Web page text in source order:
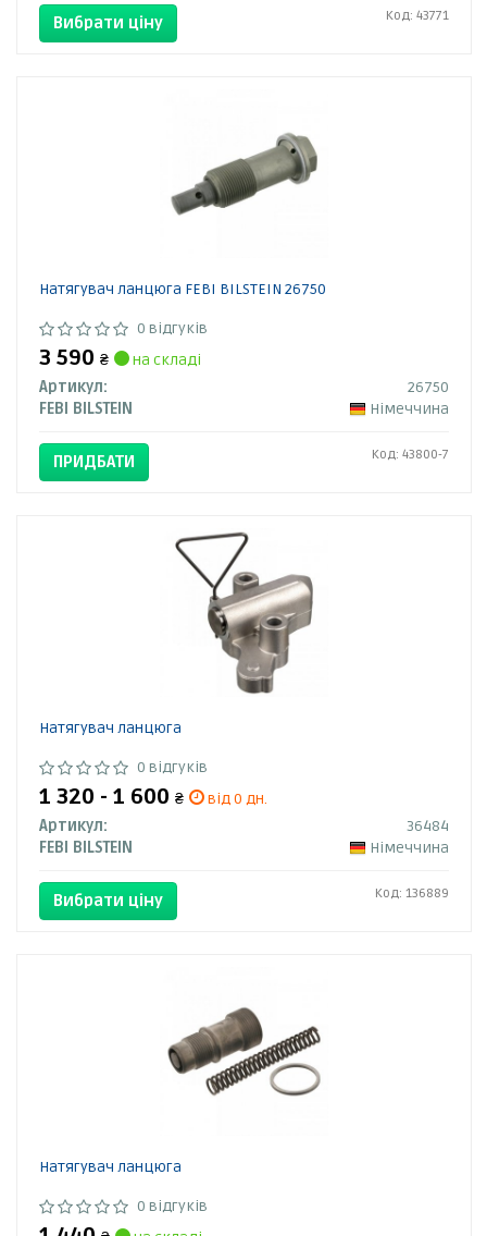
Вибрати ціну Код: 43771
Натягувач ланцюга FEBI BILSTEIN 26750
0 відгуків
3 590 ₴
на складі
Артикул:
26750
FEBI BILSTEIN
Німеччина
ПРИДБАТИ Код: 43800-7
Натягувач ланцюга
0 відгуків
1 320 - 1 600 ₴
від 0 дн.
Артикул:
36484
FEBI BILSTEIN
Німеччина
Вибрати ціну Код: 136889
Натягувач ланцюга
0 відгуків